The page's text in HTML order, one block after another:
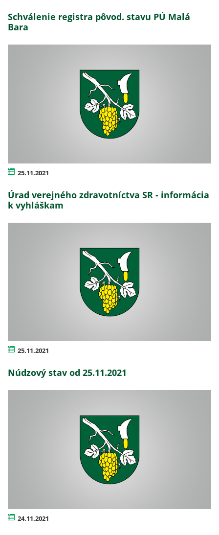
Schválenie registra pôvod. stavu PÚ Malá
Bara
25.11.2021
Úrad verejného zdravotníctva SR - informácia
k vyhláškam
25.11.2021
Núdzový stav od 25.11.2021
24.11.2021